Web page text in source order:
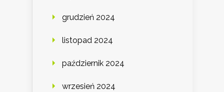
grudzień 2024
listopad 2024
październik 2024
wrzesień 2024